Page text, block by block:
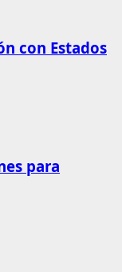
con Estados
para